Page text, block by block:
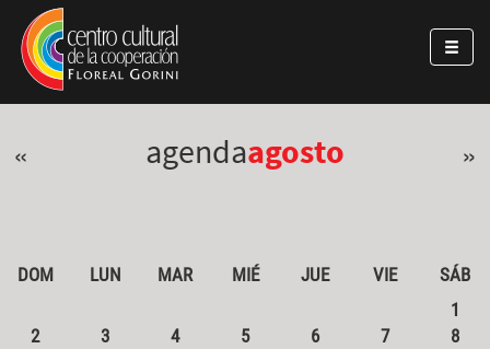
Pasar al contenido principal
Jump to main content
« agendaagosto »
DOM LUN MAR MIÉ JUE VIE
SÁB
1
2
3 4 5 6 7
8